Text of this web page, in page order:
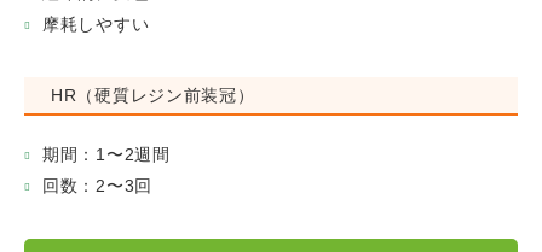
摩耗しやすい
HR（硬質レジン前装冠）
期間：1〜2週間
回数：2〜3回